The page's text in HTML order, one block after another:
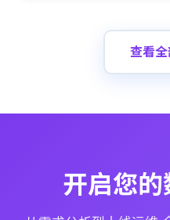
查看
开启您